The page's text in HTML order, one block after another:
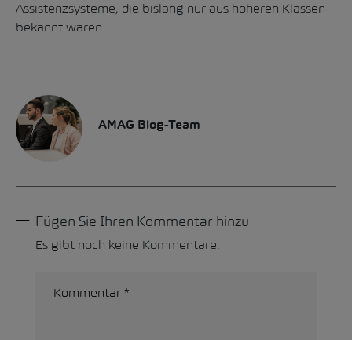
Assistenzsysteme, die bislang nur aus höheren Klassen
bekannt waren.
AMAG Blog-Team
Fügen Sie Ihren Kommentar hinzu
Es gibt noch keine Kommentare.